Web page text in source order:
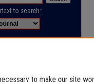
to search:
to make our site